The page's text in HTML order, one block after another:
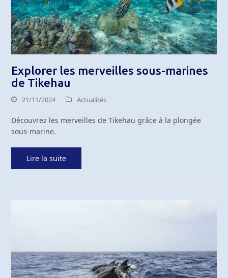
Explorer les merveilles sous-marines
de Tikehau
21/11/2024 Actualités
Découvrez les merveilles de Tikehau grâce à la plongée
sous-marine.
Lire la suite